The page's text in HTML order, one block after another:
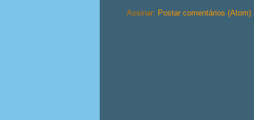
Assinar: Postar comentários (Atom)